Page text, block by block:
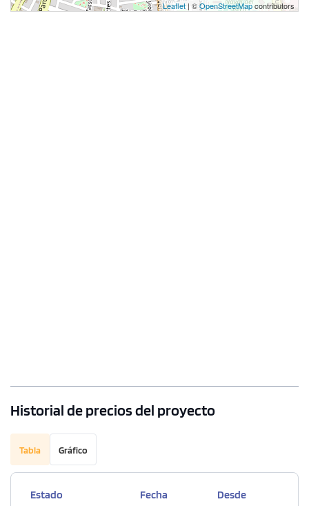
Leaflet | ©OpenStreetMapcontributors
Historial de precios del proyecto
Tabla Gráfico
Estado Fecha Desde